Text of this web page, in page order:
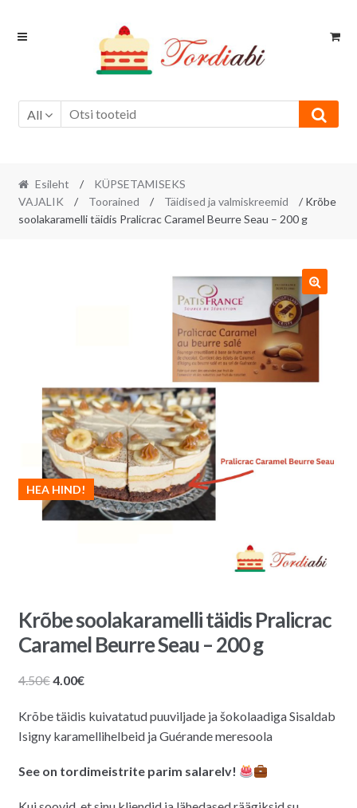
Skip
Skip
All
Esileht /
KÜPSETAMISEKS
VAJALIK
/ Toorained / Täidised ja valmiskreemid
/ Krõbe
soolakaramelli täidis Pralicrac Caramel Beurre Seau – 200 g
HEA HIND!
Krõbe soolakaramelli täidis Pralicrac
Caramel Beurre Seau – 200 g
4.50€Algne
oli:
4.50€.
4.00€Praegune
on:
4.00€.
Krõbe täidis kuivatatud puuviljade ja šokolaadiga Sisaldab
Isigny karamellihelbeid ja Guérande meresoola
See on tordimeistrite parim salarelv!